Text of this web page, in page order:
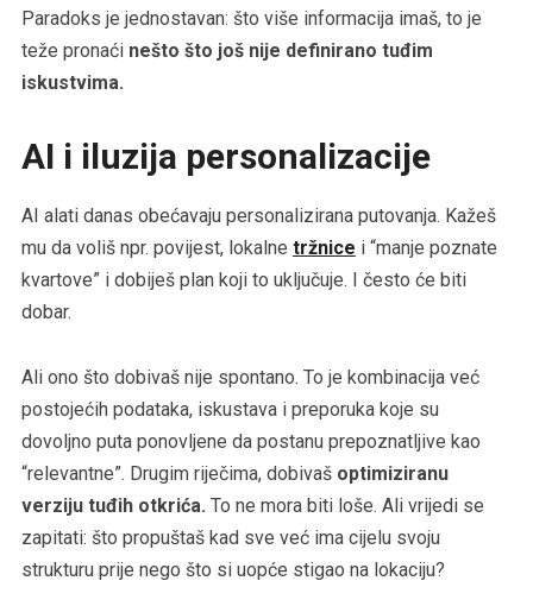
Paradoks je jednostavan: što više informacija imaš, to je
teže pronaći nešto što još nije definirano tuđim
iskustvima.
AI i iluzija personalizacije
AI alati danas obećavaju personalizirana putovanja. Kažeš
mu da voliš npr. povijest, lokalne tržnice i “manje poznate
kvartove” i dobiješ plan koji to uključuje. I često će biti
dobar.
Ali ono što dobivaš nije spontano. To je kombinacija već
postojećih podataka, iskustava i preporuka koje su
dovoljno puta ponovljene da postanu prepoznatljive kao
“relevantne”. Drugim riječima, dobivaš optimiziranu
verziju tuđih otkrića. To ne mora biti loše. Ali vrijedi se
zapitati: što propuštaš kad sve već ima cijelu svoju
strukturu prije nego što si uopće stigao na lokaciju?